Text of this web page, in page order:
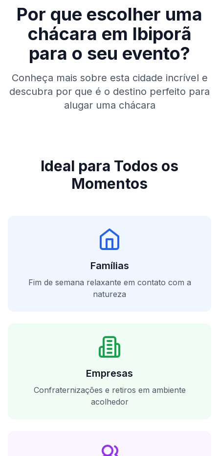
Por que escolher uma
chácara em Ibiporã
para o seu evento?
Conheça mais sobre esta cidade incrível e
descubra por que é o destino perfeito para
alugar uma chácara
Ideal para Todos os
Momentos
Famílias
Fim de semana relaxante em contato com a
natureza
Empresas
Confraternizações e retiros em ambiente
acolhedor